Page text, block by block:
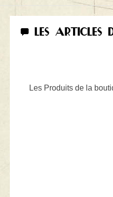
LES
Les Produits de la